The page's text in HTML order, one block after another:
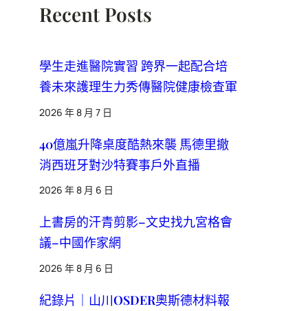
Recent Posts
學生走進醫院實習 跨界一起配合培
養未來護理生力秀傳醫院健康檢查軍
2026 年 8 月 7 日
40億嵐升降桌度酷熱來襲 馬德里撤
消西班牙對沙特賽事戶外直播
2026 年 8 月 6 日
上書房的汗青剪影–文史找九宮格會
議–中國作家網
2026 年 8 月 6 日
紀錄片｜山川OSDER奧斯德材料報